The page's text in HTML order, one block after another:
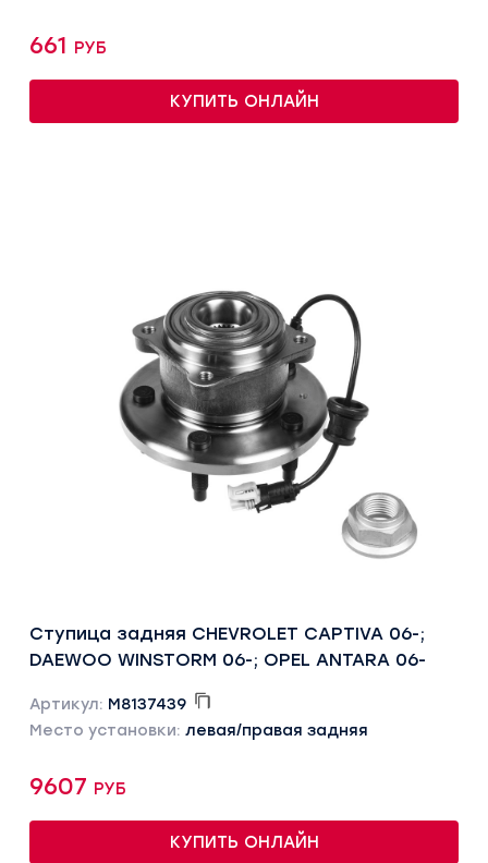
661 руб
КУПИТЬ ОНЛАЙН
Ступица задняя CHEVROLET CAPTIVA 06-;
DAEWOO WINSTORM 06-; OPEL ANTARA 06-
Артикул: M8137439
Место установки: левая/правая задняя
9607 руб
КУПИТЬ ОНЛАЙН